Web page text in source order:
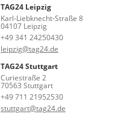
TAG24 Leipzig
Karl-Liebknecht-Straße 8
04107 Leipzig
+49 341 24250430
leipzig@tag24.de
TAG24 Stuttgart
Curiestraße 2
70563 Stuttgart
+49 711 21952530
stuttgart@tag24.de